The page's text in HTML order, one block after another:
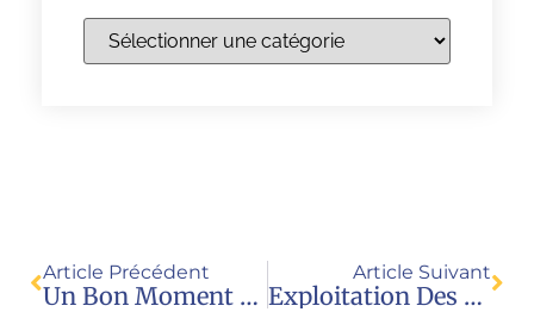
Article Précédent
Un Bon Moment Pour Renoncer Au Service National Universel (SNU)?
Article Suivant
Exploitation Des Enfants À Des Fins Politiques : JPE Alerte Le CSA